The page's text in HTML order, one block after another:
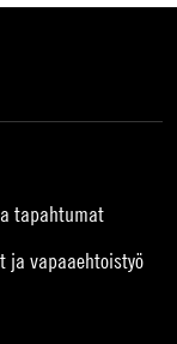
tapahtumat
ja vapaaehtoistyö